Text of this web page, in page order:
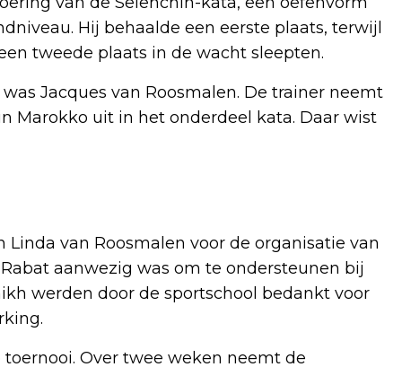
Hij behaalde een eerste plaats, terwijl
tweede plaats in de wacht sleepten.
Jacques van Roosmalen. De trainer neemt
Marokko uit in het onderdeel kata. Daar wist
van Roosmalen voor de organisatie van
aanwezig was om te ondersteunen bij
werden door de sportschool bedankt voor
Over twee weken neemt de